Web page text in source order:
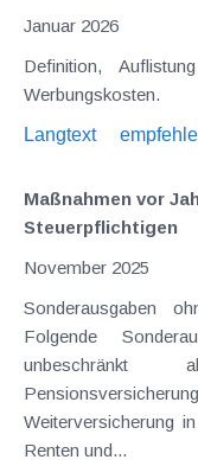
Januar 2026
Definition,
Werbungskosten.
Langtext
Maßnahmen vor
Steuerpflichtigen
November 2025
Sonderausgaben
Folgende
unbeschränkt
Weiterversicherung
Renten und...